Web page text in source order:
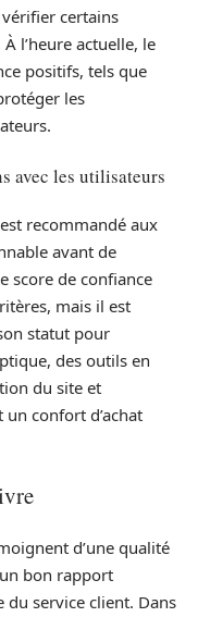
certains
l’heure actuelle, le
positifs, tels que
les
avec les utilisateurs
recommandé aux
avant de
score de confiance
mais il est
statut pour
des outils en
du site et
confort d’achat
d’une qualité
bon rapport
service client. Dans